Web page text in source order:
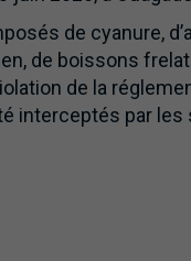
de cyanure,
de boissons
de la
interceptés par les